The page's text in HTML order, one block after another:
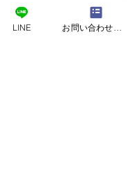
假给付金
培训的参保人员，设立
LINE